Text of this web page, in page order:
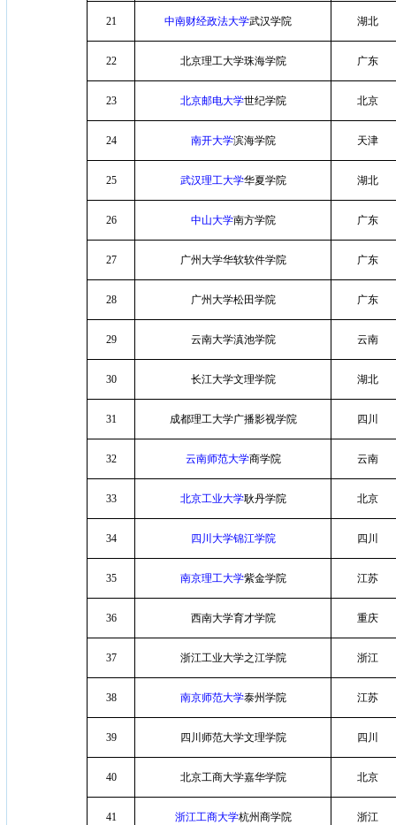
21 中南财经政法大学武汉学院 湖北
22 北京理工大学珠海学院 广东
23 北京邮电大学世纪学院 北京
24 南开大学滨海学院 天津
25 武汉理工大学华夏学院 湖北
26 中山大学南方学院 广东
27 广州大学华软软件学院 广东
28 广州大学松田学院 广东
29 云南大学滇池学院 云南
30 长江大学文理学院 湖北
31 成都理工大学广播影视学院 四川
32 云南师范大学商学院 云南
33 北京工业大学耿丹学院 北京
34 四川大学锦江学院 四川
35 南京理工大学紫金学院 江苏
36 西南大学育才学院 重庆
37 浙江工业大学之江学院 浙江
38 南京师范大学泰州学院 江苏
39 四川师范大学文理学院 四川
40 北京工商大学嘉华学院 北京
41 浙江工商大学杭州商学院 浙江